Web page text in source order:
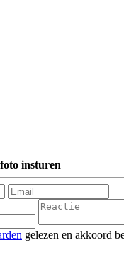
insturen
gelezen en akkoord